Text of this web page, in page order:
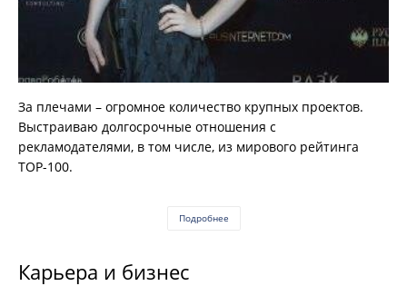
За плечами – огромное количество крупных проектов.
Выстраиваю долгосрочные отношения с
рекламодателями, в том числе, из мирового рейтинга
ТОР-100.
Подробнее
Карьера и бизнес